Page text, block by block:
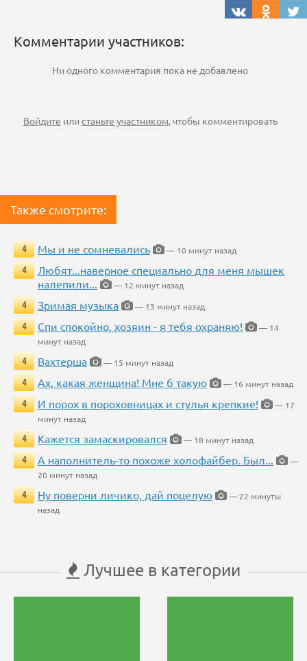
Комментарии участников:
Ни одного комментария пока не добавлено
Войдите илистаньте участником, чтобы комментировать
Также смотрите:
4 Мы и не сомневались
— 10 минут назад
4
Любят...наверное специально для меня мышек
налепили...
— 12 минут назад
4
Зримая музыка
— 13 минут назад
4
Спи спокойно, хозяин - я тебя охраняю!
— 14
минут назад
4
Вахтерша
— 15 минут назад
4
Ах, какая женщина! Мне б такую
— 16 минут назад
4
И порох в пороховницах и стулья крепкие!
— 17
минут назад
4
Кажется замаскировался
— 18 минут назад
4
А наполнитель-то похоже холофайбер. Был...
—
20 минут назад
4
Ну поверни личико, дай поцелую
— 22 минуты
назад
Лучшее в категории